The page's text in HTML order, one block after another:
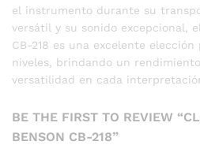
el instrumento durante su
versátil y su sonido excepcional,
CB-218 es una excelente
niveles, brindando un
versatilidad en cada
BE THE FIRST TO REVIEW
BENSON CB-218”